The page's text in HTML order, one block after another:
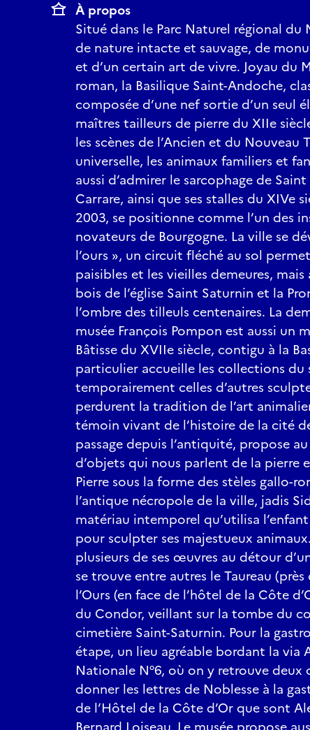
À propos
Situé dans le Parc Naturel régional
de nature intacte et sauvage, de
et d’un certain art de vivre. Joyau du
roman, la Basilique Saint-Andoche,
composée d’une nef sortie d’un seul
maîtres tailleurs de pierre du XIIe
les scènes de l’Ancien et du Nouveau
universelle, les animaux familiers et
aussi d’admirer le sarcophage de
Carrare, ainsi que ses stalles du XIVe
2003, se positionne comme l’un des
novateurs de Bourgogne. La ville se
l’ours », un circuit fléché au sol
paisibles et les vieilles demeures,
bois de l’église Saint Saturnin et la
l’ombre des tilleuls centenaires. La
musée François Pompon est aussi un
Bâtisse du XVIIe siècle, contigu à la
particulier accueille les collections du
temporairement celles d’autres
perdurent la tradition de l’art
témoin vivant de l’histoire de la cité
passage depuis l’antiquité, propose
d’objets qui nous parlent de la pierre
Pierre sous la forme des stèles gallo-
l’antique nécropole de la ville, jadis
matériau intemporel qu’utilisa
pour sculpter ses majestueux
plusieurs de ses œuvres au détour
se trouve entre autres le Taureau
l’Ours (en face de l’hôtel de la Côte
du Condor, veillant sur la tombe du
cimetière Saint-Saturnin. Pour la
étape, un lieu agréable bordant la via
Nationale N°6, où on y retrouve deux
donner les lettres de Noblesse à la
de l’Hôtel de la Côte d’Or que sont